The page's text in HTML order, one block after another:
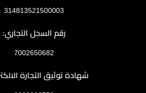
314813521500003
رقم السجل التجاري:
7002650682
شهادة توثيق التجارة